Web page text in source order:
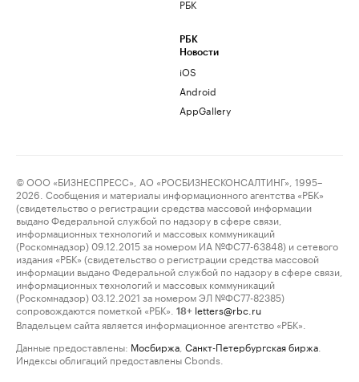
РБК
РБК
Новости
iOS
Android
AppGallery
© ООО «БИЗНЕСПРЕСС», АО «РОСБИЗНЕСКОНСАЛТИНГ», 1995–
2026. Сообщения и материалы информационного агентства «РБК»
(свидетельство о регистрации средства массовой информации
выдано Федеральной службой по надзору в сфере связи,
информационных технологий и массовых коммуникаций
(Роскомнадзор) 09.12.2015 за номером ИА №ФС77-63848) и сетевого
издания «РБК» (свидетельство о регистрации средства массовой
информации выдано Федеральной службой по надзору в сфере связи,
информационных технологий и массовых коммуникаций
(Роскомнадзор) 03.12.2021 за номером ЭЛ №ФС77-82385)
сопровождаются пометкой «РБК».
18+ letters@rbc.ru
Владельцем сайта является информационное агентство «РБК».
Данные предоставлены: Мосбиржа Санкт-Петербургская биржа
Индексы облигаций предоставлены Cbonds.